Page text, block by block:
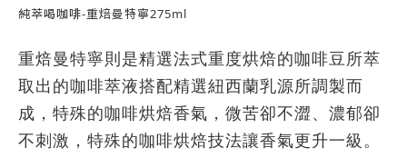
純萃喝咖啡-重焙曼特寧275ml
重焙曼特寧則是精選法式重度烘焙的咖啡豆所萃
取出的咖啡萃液搭配精選紐西蘭乳源所調製而
成，特殊的咖啡烘焙香氣，微苦卻不澀、濃郁卻
不刺激，特殊的咖啡烘焙技法讓香氣更升一級。